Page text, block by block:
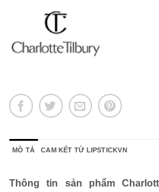
MÔ TẢ CAM KẾT TỪ LIPSTICKVN
Thông tin sản phẩm